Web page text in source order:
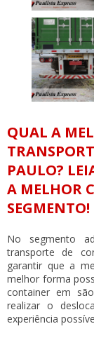
QUAL A
PAULO?
A MELHOR
SEGMENTO!
No segmento
transporte de
garantir que a
melhor forma
container em
realizar o
experiência